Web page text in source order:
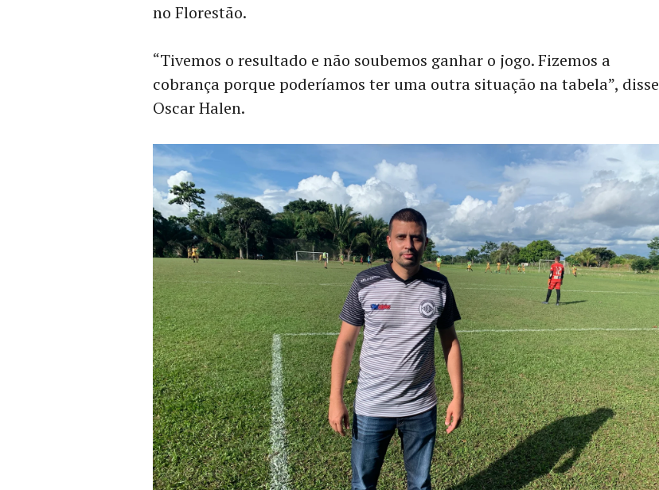
no Florestão.
“Tivemos o resultado e não soubemos ganhar o jogo. Fizemos a
cobrança porque poderíamos ter uma outra situação na tabela”, disse
Oscar Halen.